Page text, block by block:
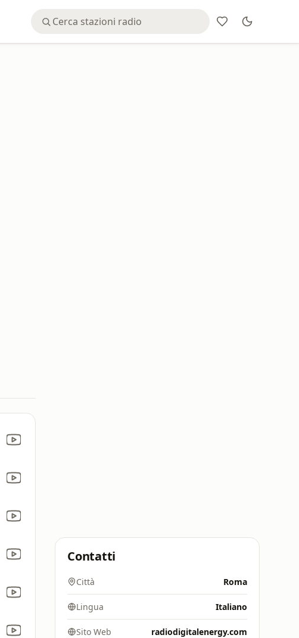
Contatti
Città Roma
Lingua Italiano
Sito Web radiodigitalenergy.com